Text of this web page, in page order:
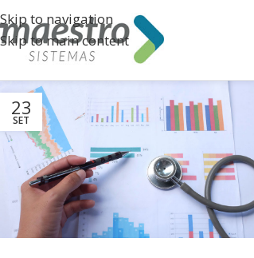
Skip to navigation
Skip to main content
23
SET